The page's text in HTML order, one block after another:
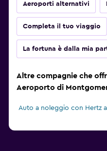
Aeroporti alternativi
Completa il tuo viaggio
La fortuna è dalla mia
Altre compagnie che
Aeroporto di
Auto a noleggio con Hertz a